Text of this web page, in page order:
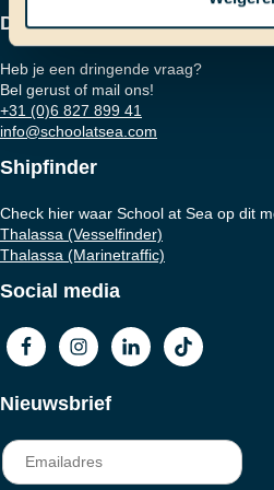
Dringende vraag?
Heb je een dringende vraag?
Bel gerust of mail ons!
+31 (0)6 827 899 41
info@schoolatsea.com
Shipfinder
Check hier waar School at Sea op dit
Thalassa (Vesselfinder)
Thalassa (Marinetraffic)
Social media
Nieuwsbrief